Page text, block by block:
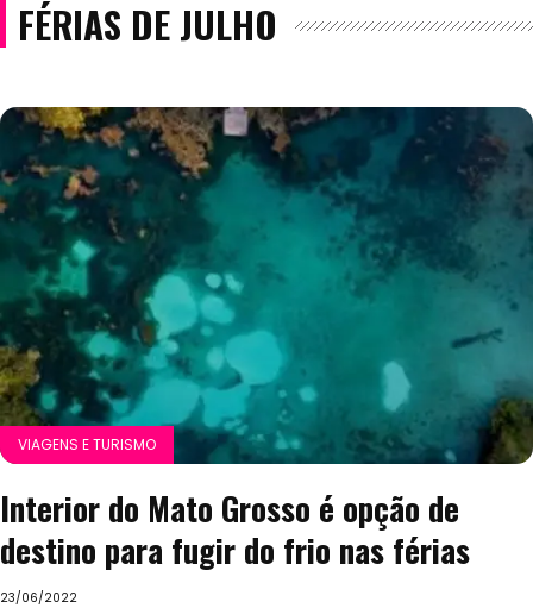
FÉRIAS DE JULHO
VIAGENS E TURISMO
Interior do Mato Grosso é opção de
destino para fugir do frio nas férias
23/06/2022